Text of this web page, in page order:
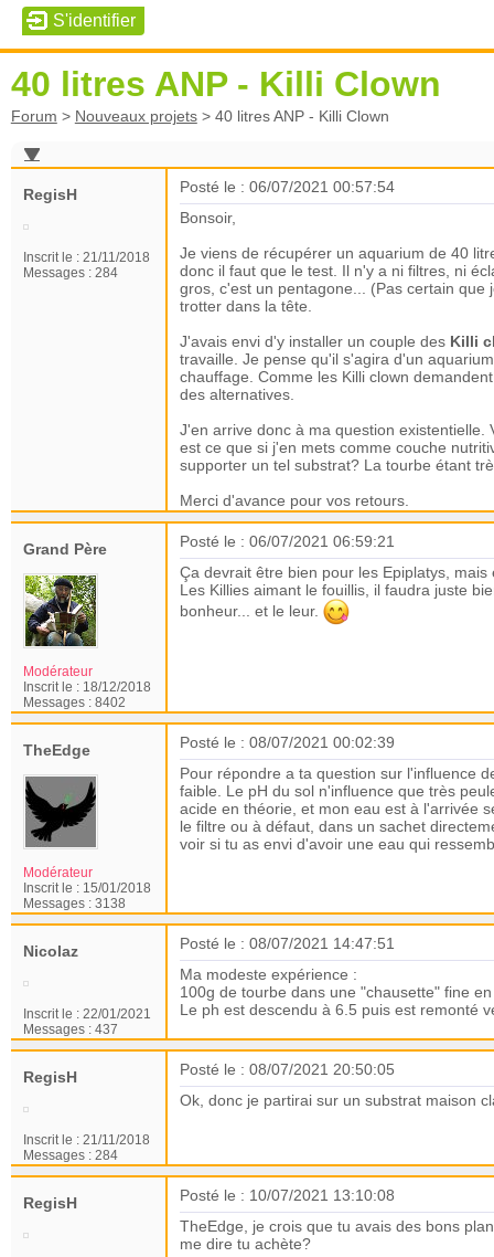
40 litres ANP - Killi Clown
Forum > Nouveaux projets> 40 litres ANP - Killi Clown
RegisH
Inscrit le : 21/11/2018
Messages : 284
Posté le : 06/07/2021 00:57:54
Bonsoir,
Je viens de récupérer un aquarium de 40
donc il faut que le test. Il n'y a ni filtres, ni
gros, c'est un pentagone... (Pas certain
trotter dans la tête.
J'avais envi d'y installer un couple des Killi
travaille. Je pense qu'il s'agira d'un
chauffage. Comme les Killi clown
des alternatives.
J'en arrive donc à ma question
est ce que si j'en mets comme couche
supporter un tel substrat? La tourbe étant
Merci d'avance pour vos retours.
Grand Père
Modérateur
Inscrit le : 18/12/2018
Messages : 8402
Posté le : 06/07/2021 06:59:21
Ça devrait être bien pour les Epiplatys,
Les Killies aimant le fouillis, il faudra juste
bonheur... et le leur.
TheEdge
Modérateur
Inscrit le : 15/01/2018
Messages : 3138
Posté le : 08/07/2021 00:02:39
Pour répondre a ta question sur l'influence
faible. Le pH du sol n'influence que très
acide en théorie, et mon eau est à l'arrivée
le filtre ou à défaut, dans un sachet
voir si tu as envi d'avoir une eau qui
Nicolaz
Inscrit le : 22/01/2021
Messages : 437
Posté le : 08/07/2021 14:47:51
Ma modeste expérience :
100g de tourbe dans une "chausette" fine
Le ph est descendu à 6.5 puis est remonté
RegisH
Inscrit le : 21/11/2018
Messages : 284
Posté le : 08/07/2021 20:50:05
Ok, donc je partirai sur un substrat maison
RegisH
Posté le : 10/07/2021 13:10:08
TheEdge, je crois que tu avais des bons
me dire tu achète?